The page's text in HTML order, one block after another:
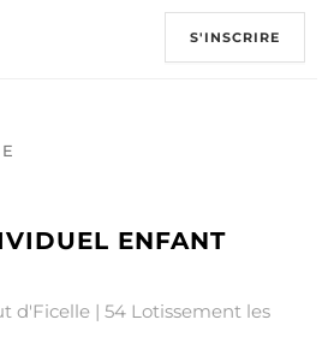
S'INSCRIRE
ENFANT
d'Ficelle | 54 Lotissement les